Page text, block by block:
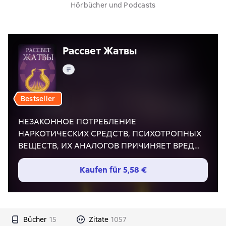
Hörbücher und Podcasts
Bestseller
Рассвет Жатвы
Text
НЕЗАКОННОЕ ПОТРЕБЛЕНИЕ
НАРКОТИЧЕСКИХ СРЕДСТВ, ПСИХОТРОПНЫХ
ВЕЩЕСТВ, ИХ АНАЛОГОВ ПРИЧИНЯЕТ ВРЕД
ЗДОРОВЬЮ, ИХ НЕЗАКОННЫЙ ОБОРОТ
ЗАПРЕЩЕН И ВЛЕЧЕТ УСТАНОВЛЕННУЮ
ЗАКОНОДАТЕЛЬСТВОМ ОТВЕТСТВЕННОСТЬ
С приближением Пятидесятых Голодных игр
этом году состоится вторая Квартальная
Kaufen für 5,58 €
Bücher 15 Zitate 1057